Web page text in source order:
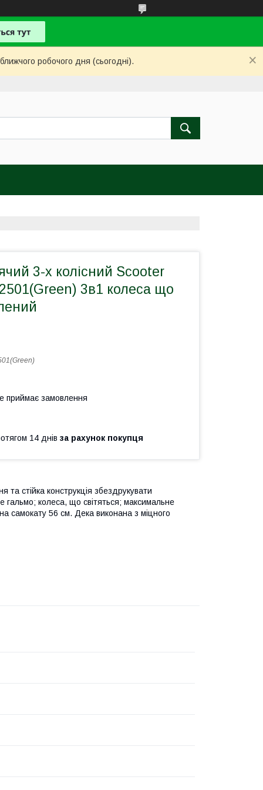
робочого дня (сьогодні).
3-х колісний Scooter
3в1 колеса що
приймає замовлення
14 днів за рахунок покупця
стійка конструкція збездрукувати
колеса, що світяться; максимальне
самокату 56 см. Дека виконана з міцного